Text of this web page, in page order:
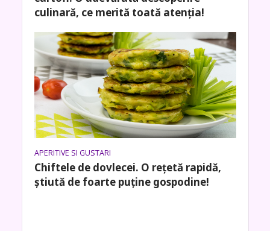
culinară, ce merită toată atenția!
APERITIVE SI GUSTARI
Chiftele de dovlecei. O rețetă rapidă,
știută de foarte puține gospodine!